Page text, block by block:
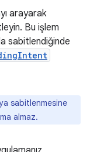
arayarak
Bu işlem
sabitlendiğinde
sabitlenmesine
almaz.